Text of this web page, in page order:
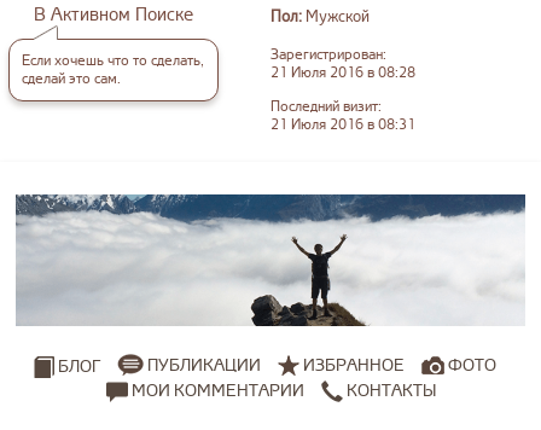
В Активном Поиске
Если хочешь что то сделать,
сделай это сам.
Пол: Мужской
Зарегистрирован:
21 Июля 2016 в 08:28
Последний визит:
21 Июля 2016 в 08:31
БЛОГ ПУБЛИКАЦИИ ИЗБРАННОЕ
ФОТО
МОИ КОММЕНТАРИИ
КОНТАКТЫ